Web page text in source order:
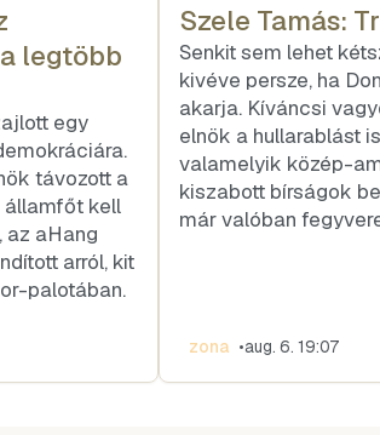
legtöbb
egy
távozott a
államfőt kell
az aHang
arról, kit
palotában.
Szele Tamás:
Senkit sem lehet
kivéve persze, ha
akarja. Kíváncsi
elnök a hullarablást
valamelyik közép-
kiszabott bírságok
már valóban
zona •aug. 6. 19:07